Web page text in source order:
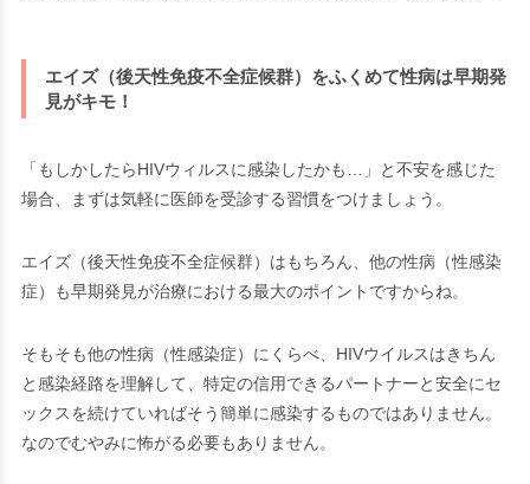
エイズ（後天性免疫不全症候群）をふくめて性病は早期発
見がキモ！
「もしかしたらHIVウィルスに感染したかも…」
と不安を感じた
場合、まずは気軽に医師を受診する習慣をつけましょう。
エイズ（後天性免疫不全症候群）はもちろん、他の性病（性感染
症）も早期発見が治療における最大のポイントですからね。
そもそも他の性病（性感染症）にくらべ、HIVウイルスはきちん
と感染経路を理解して、特定の信用できるパートナーと安全にセ
ックスを続けていればそう簡単に感染するものではありません。
なのでむやみに怖がる必要もありません。